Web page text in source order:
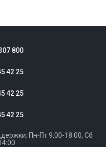
800
42 25
42 25
42 25
Пн-Пт 9:00-18:00, Сб